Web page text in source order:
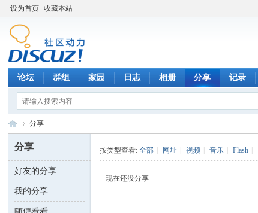
设为首页 收藏本站
论坛 群组 家园 日志 相册 分享 记录
数 ›
分享
分享
好友的分享
我的分享
按类型查看:全部 网址 视频 音乐 Flash
现在还没分享